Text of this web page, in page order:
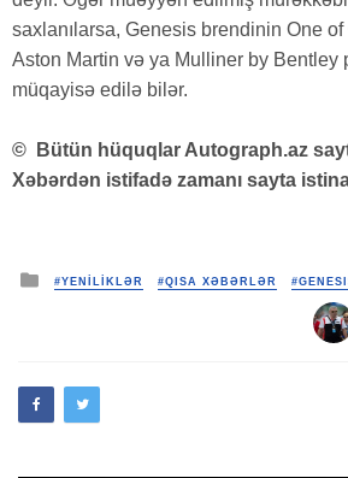
saxlanılarsa, Genesis brendinin One of
Aston Martin və ya Mulliner by Bentley
müqayisə edilə bilər.
©
Bütün hüquqlar Autograph.az
Xəbərdən istifadə zamanı sayta
Posted
in
#YENİLİKLƏR #QISA XƏBƏRLƏR